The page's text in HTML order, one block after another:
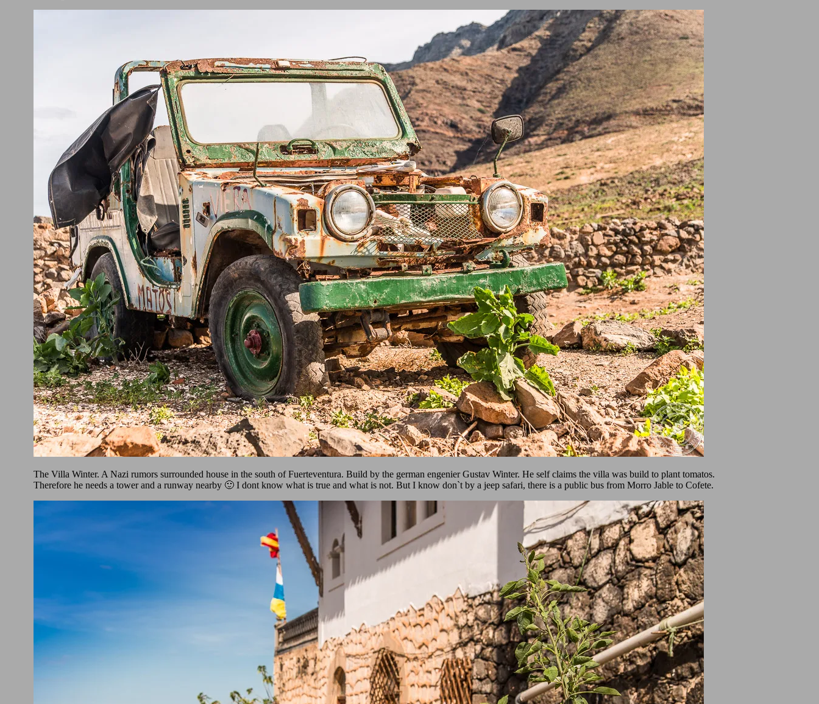
The Villa Winter. A Nazi rumors surrounded house in the south of Fuerteventura. Build by the german engenier Gustav Winter. He self claims the villa was build to plant tomatos.
Therefore he needs a tower and a runway nearby 🙂 I dont know what is true and what is not. But I know don`t by a jeep safari, there is a public bus from Morro Jable to Cofete.